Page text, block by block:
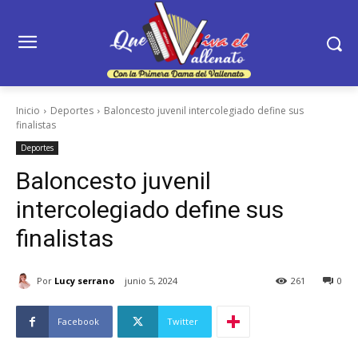
Inicio Deportes
Baloncesto juvenil intercolegiado define sus
finalistas
Deportes
Baloncesto juvenil
intercolegiado define sus
finalistas
Por Lucy serrano junio 5, 2024 0
261
Facebook Twitter